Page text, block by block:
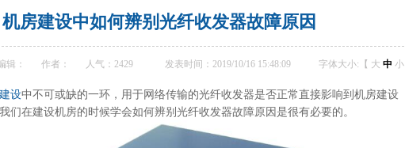
机房建设中如何辨别光纤收发器故障原因
辑： 作者： 人气： 2429 发表时间：2019/10/16 15:48:09 字体大小:【 大 中 小
设中不可或缺的一环，用于网络传输的光纤收发器是否正常直接影响到机房建设
们在建设机房的时候学会如何辨别光纤收发器故障原因是很有必要的。